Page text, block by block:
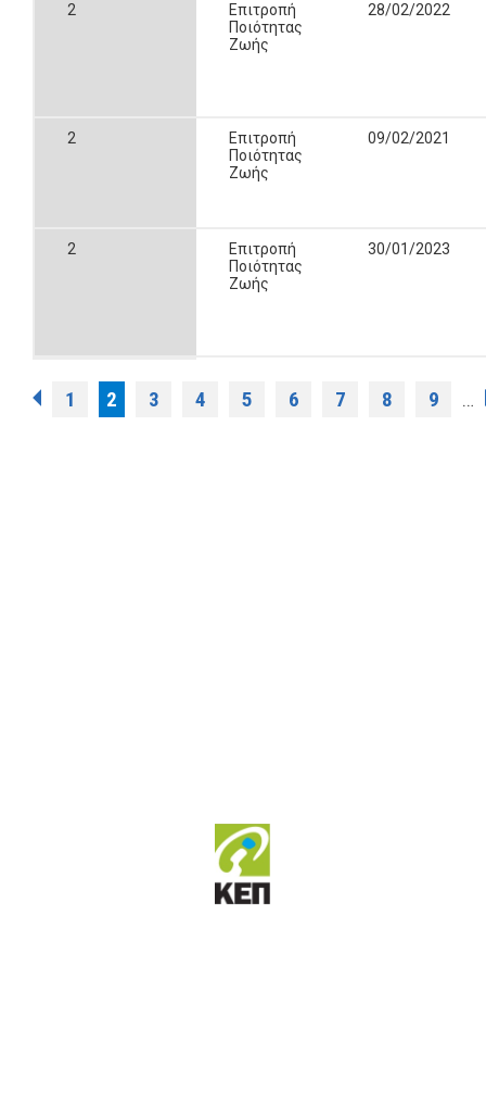
2
Επιτροπή
Ποιότητας
Ζωής
28/02/2022
2
Επιτροπή
Ποιότητας
Ζωής
09/02/2021
2
Επιτροπή
Ποιότητας
Ζωής
30/01/2023
Σελίδες
1 2 3 4 5 6 7 8 9 …